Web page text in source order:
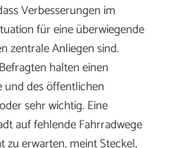
Verbesserungen im
für eine überwiegende
zentrale Anliegen sind.
halten einen
und des öffentlichen
sehr wichtig. Eine
auf fehlende Fahrradwege
zu erwarten, meint Steckel,